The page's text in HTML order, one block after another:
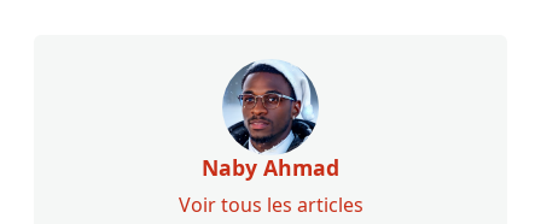
Naby Ahmad
Voir tous les articles